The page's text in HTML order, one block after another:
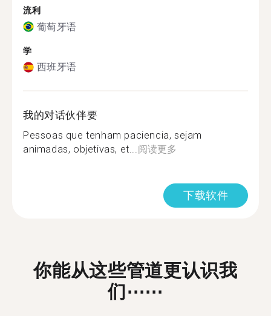
流利
葡萄牙语
学
西班牙语
我的对话伙伴要
Pessoas que tenham paciencia, sejam
animadas, objetivas, et...阅读更多
下载软件
你能从这些管道更认识我
们⋯⋯